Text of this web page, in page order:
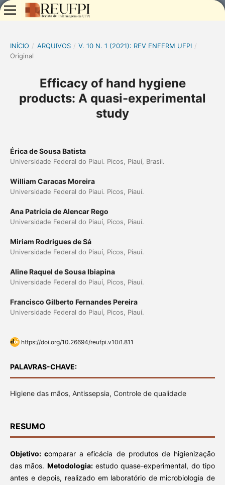
INÍCIO / ARQUIVOS / V. 10 N. 1 (2021): REV ENFERM UFPI /
Original
Efficacy of hand hygiene
products: A quasi-experimental
study
Érica de Sousa Batista
Universidade Federal do Piaui. Picos, Piauí, Brasil.
William Caracas Moreira
Universidade Federal do Piaui. Picos, Piauí.
Ana Patrícia de Alencar Rego
Universidade Federal do Piauí, Picos, Piauí.
Miriam Rodrigues de Sá
Universidade Federal do Piauí, Picos, Piauí.
Aline Raquel de Sousa Ibiapina
Universidade Federal do Piauí, Picos, Piauí.
Francisco Gilberto Fernandes Pereira
Universidade Federal do Piauí, Picos, Piauí.
https://doi.org/10.26694/reufpi.v10i1.811
PALAVRAS-CHAVE:
Higiene das mãos, Antissepsia, Controle de qualidade
RESUMO
Objetivo: comparar a eficácia de produtos de higienização
das mãos. Metodologia: estudo quase-experimental, do tipo
antes e depois, realizado em laboratório de microbiologia de